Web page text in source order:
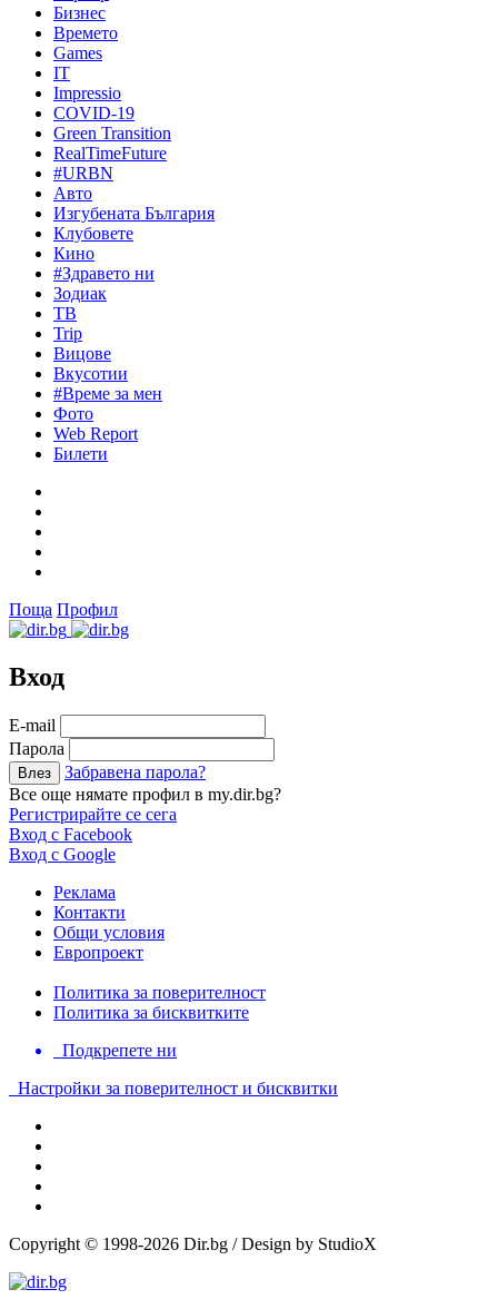
Бизнес
Времето
Games
IT
Impressio
COVID-19
Green Transition
RealTimeFuture
#URBN
Авто
Изгубената България
Клубовете
Кино
#Здравето ни
Зодиак
ТВ
Trip
Вицове
Вкусотии
#Време за мен
Фото
Web Report
Билети
Поща Профил
Вход
Е-mail
Парола
Забравена парола?
Все още нямате профил в my.dir.bg?
Регистрирайте се сега
Вход с Facebook
Вход с Google
Реклама
Контакти
Общи условия
Европроект
Политика за поверителност
Политика за бисквитките
Подкрепете ни
Настройки за поверителност и бисквитки
Copyright © 1998-2026 Dir.bg / Design by StudioX